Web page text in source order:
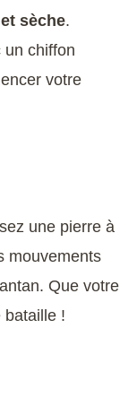
sèche.
un chiffon
votre
une pierre à
mouvements
Que votre
bataille !